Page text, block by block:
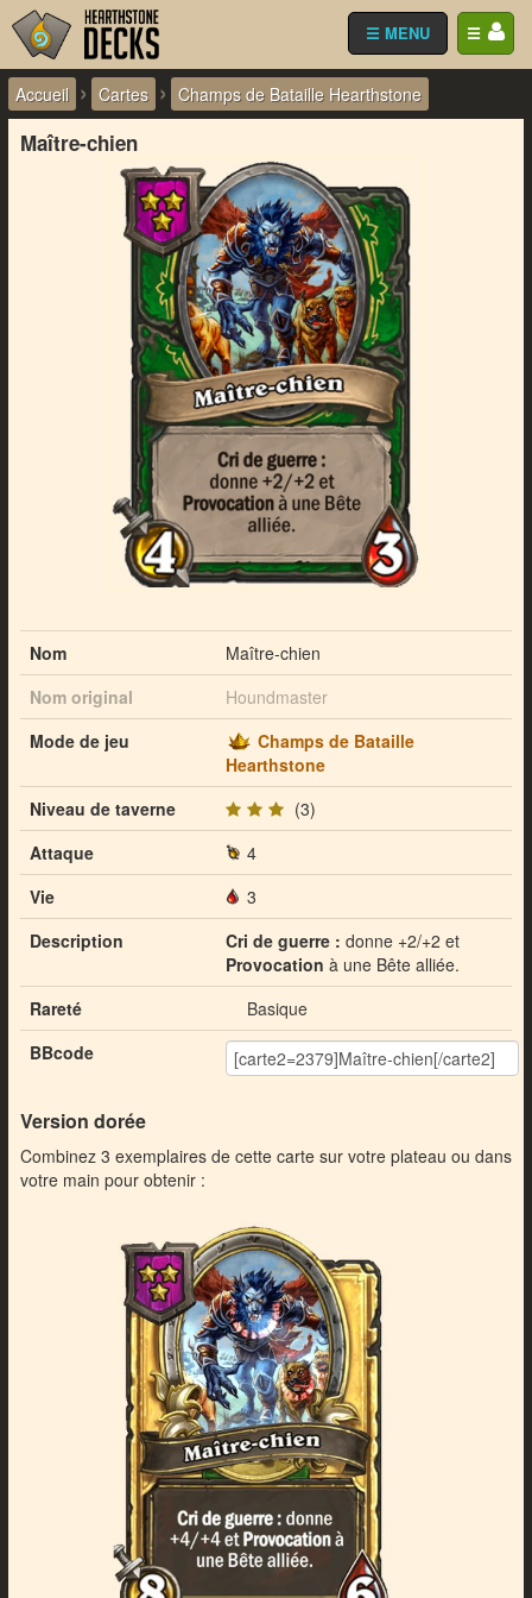
☰
☰ MENU
Accueil › Cartes › Champs de Bataille Hearthstone
Maître-chien
Nom
Maître-chien
Nom original
Houndmaster
Mode de jeu
Champs de Bataille
Hearthstone
Niveau de taverne
(3)
Attaque
4
Vie
3
Description
Cri de guerre : donne +2/+2 et
Provocation à une Bête alliée.
Rareté
Basique
BBcode
Version dorée
Combinez 3 exemplaires de cette carte sur votre plateau ou dans
votre main pour obtenir :